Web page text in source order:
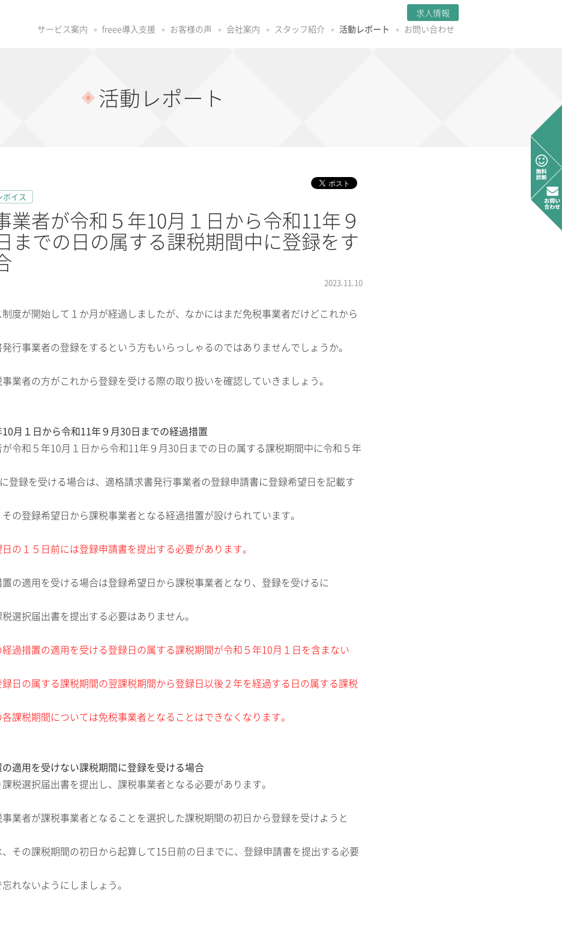
サービス案内 freee導入支援 お客様の声 会社案内 スタッフ紹介 活動レポート お問い合わせ
求人情報
活動レポート
イス
業者が令和５年10月１日から令和11年９
までの日の属する課税期間中に登録をす
2023.11.10
度が開始して１か月が経過しましたが、なかにはまだ免税事業者だけどこれから
行事業者の登録をするという方もいらっしゃるのではありませんでしょうか。
業者の方がこれから登録を受ける際の取り扱いを確認していきましょう。
10月１日から令和11年９月30日までの経過措置
令和５年10月１日から令和11年９月30日までの日の属する課税期間中に令和５年
登録を受ける場合は、適格請求書発行事業者の登録申請書に登録希望日を記載す
の登録希望日から課税事業者となる経過措置が設けられています。
の１５日前には登録申請書を提出する必要があります。
置の適用を受ける場合は登録希望日から課税事業者となり、登録を受けるに
選択届出書を提出する必要はありません。
経過措置の適用を受ける登録日の属する課税期間が令和５年10月１日を含まない
日の属する課税期間の翌課税期間から登録日以後２年を経過する日の属する課税
課税期間については免税事業者となることはできなくなります。
の適用を受けない課税期間に登録を受ける場合
税選択届出書を提出し、課税事業者となる必要があります。
事業者が課税事業者となることを選択した課税期間の初日から登録を受けようと
その課税期間の初日から起算して15日前の日までに、登録申請書を提出する必要
れないようにしましょう。